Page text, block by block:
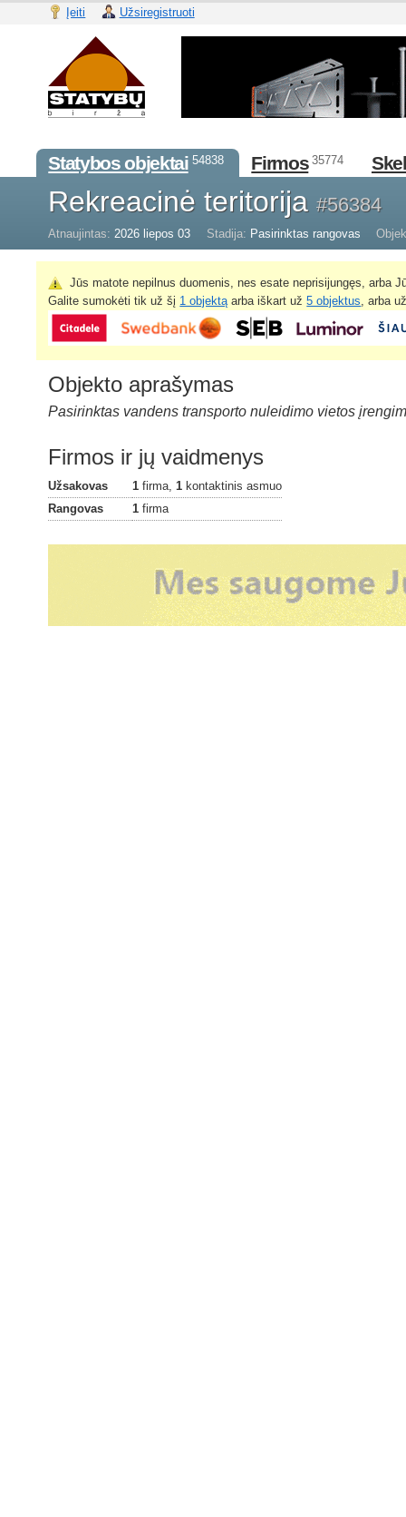
Įeiti Užsiregistruoti
Statybos objektai 54838 Firmos 35774
Rekreacinė teritorija#56384
Atnaujintas: 2026 liepos 03 Stadija: Pasirinktas rangovas
Jūs matote nepilnus duomenis, nes esate neprisijungęs, arba
Galite sumokėti tik už šį 1 objektą arba iškart už5 objektus , arba
Objekto aprašymas
Pasirinktas vandens transporto nuleidimo vietos
Firmos ir jų vaidmenys
Užsakovas 1 firma, 1 kontaktinis asmuo
Rangovas
1 firma